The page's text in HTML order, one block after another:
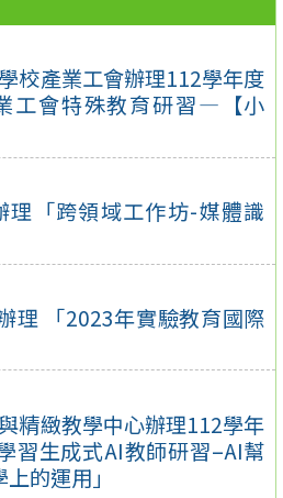
校產業工會辦理112學年度
工會特殊教育研習—【小
理「跨領域工作坊-媒體識
理 「2023年實驗教育國際
精緻教學中心辦理112學年
習生成式AI教師研習–AI幫
的運用」